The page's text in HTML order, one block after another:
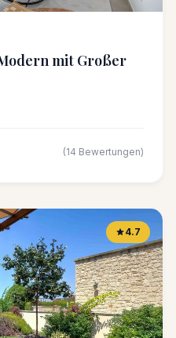
mit Großer
(14 Bewertungen)
4.7